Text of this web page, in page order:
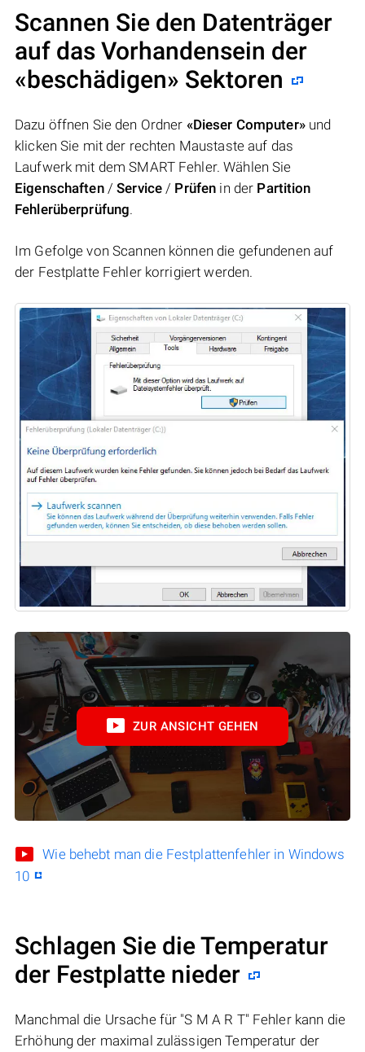
Scannen Sie den Datenträger
auf das Vorhandensein der
«beschädigen» Sektoren
Dazu öffnen Sie den Ordner «Dieser Computer»und
klicken Sie mit der rechten Maustaste auf das
Laufwerk mit dem SMART Fehler. Wählen Sie
Eigenschaften/Service / Prüfen in der Partition
Fehlerüberprüfung.
Im Gefolge von Scannen können die gefundenen auf
der Festplatte Fehler korrigiert werden.
ZUR ANSICHT GEHEN
Wie behebt man die Festplattenfehler in Windows
10
Schlagen Sie die Temperatur
der Festplatte nieder
Manchmal die Ursache für "S M A R T" Fehler kann die
Erhöhung der maximal zulässigen Temperatur der